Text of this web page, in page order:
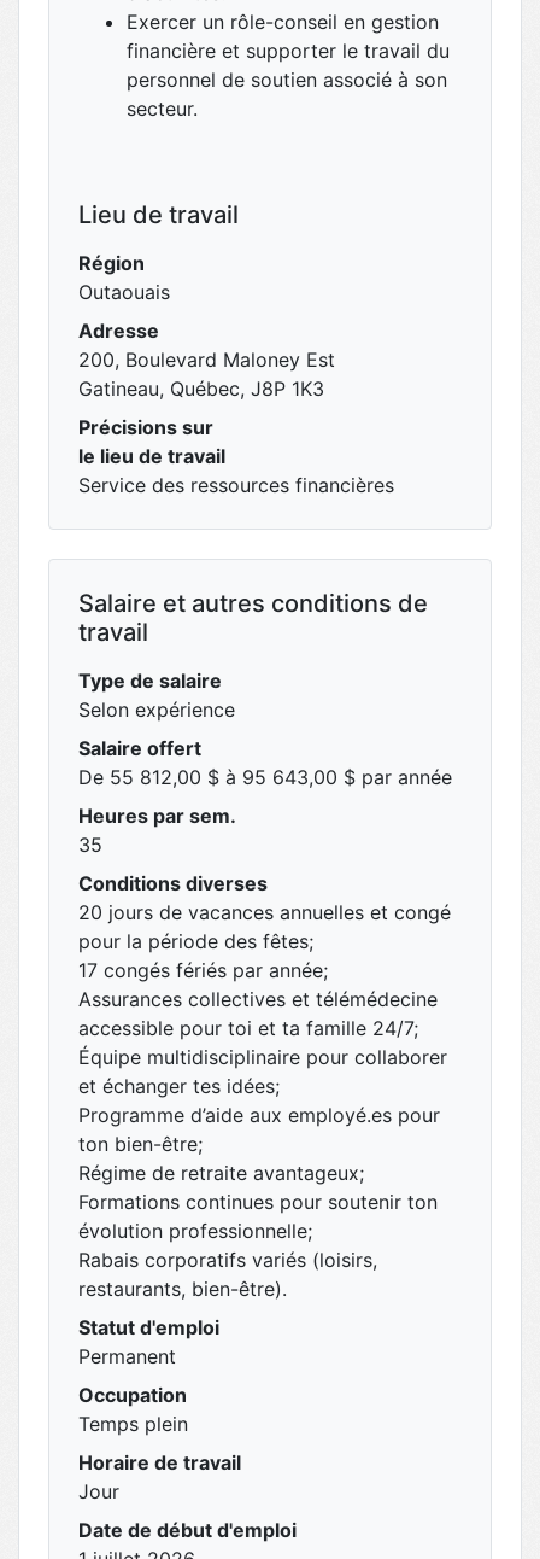
Exercer un rôle-conseil en gestion
financière et supporter le travail du
personnel de soutien associé à son
secteur.
Lieu de travail
Région
Outaouais
Adresse
200, Boulevard Maloney Est
Gatineau, Québec, J8P 1K3
Précisions sur
le lieu de travail
Service des ressources financières
Salaire et autres conditions de
travail
Type de salaire
Selon expérience
Salaire offert
De 55 812,00 $ à 95 643,00 $ par année
Heures par sem.
35
Conditions diverses
20 jours de vacances annuelles et congé
pour la période des fêtes;
17 congés fériés par année;
Assurances collectives et télémédecine
accessible pour toi et ta famille 24/7;
Équipe multidisciplinaire pour collaborer
et échanger tes idées;
Programme d’aide aux employé.es pour
ton bien-être;
Régime de retraite avantageux;
Formations continues pour soutenir ton
évolution professionnelle;
Rabais corporatifs variés (loisirs,
restaurants, bien-être).
Statut d'emploi
Permanent
Occupation
Temps plein
Horaire de travail
Jour
Date de début d'emploi